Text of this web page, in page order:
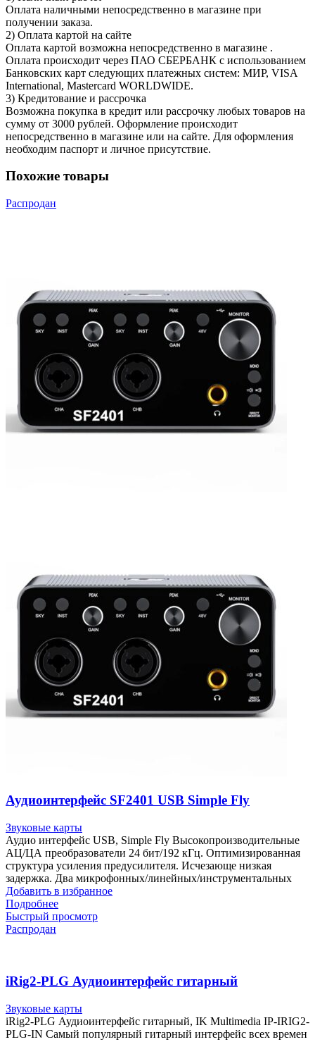
Оплата наличными непосредственно в магазине при
получении заказа.
2) Оплата картой на сайте
Оплата картой возможна непосредственно в магазине .
Оплата происходит через ПАО СБЕРБАНК с использованием
Банковских карт следующих платежных систем: МИР, VISA
International, Mastercard WORLDWIDE.
3) Кредитование и рассрочка
Возможна покупка в кредит или рассрочку любых товаров на
сумму от 3000 рублей. Оформление происходит
непосредственно в магазине или на сайте. Для оформления
необходим паспорт и личное присутствие.
Похожие товары
Распродан
Аудиоинтерфейс SF2401 USB Simple Fly
Звуковые карты
Аудио интерфейс USB, Simple Fly Высокопроизводительные
АЦ/ЦА преобразователи 24 бит/192 кГц. Оптимизированная
структура усиления предусилителя. Исчезающе низкая
задержка. Два микрофонных/линейных/инструментальных
Добавить в избранное
Подробнее
Быстрый просмотр
Распродан
iRig2-PLG Аудиоинтерфейс гитарный
Звуковые карты
iRig2-PLG Аудиоинтерфейс гитарный, IK Multimedia IP-IRIG2-
PLG-IN Самый популярный гитарный интерфейс всех времен